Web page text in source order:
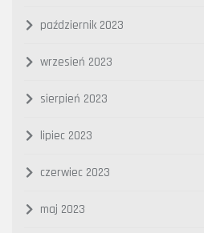
październik 2023
wrzesień 2023
sierpień 2023
lipiec 2023
czerwiec 2023
maj 2023